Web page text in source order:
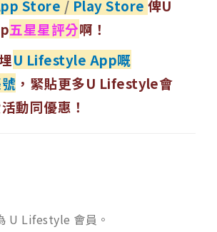
Store / Play Store 俾U
五星星評分啊！
U Lifestyle App嘅
，緊貼更多U Lifestyle會
動同優惠！
U Lifestyle 會員。